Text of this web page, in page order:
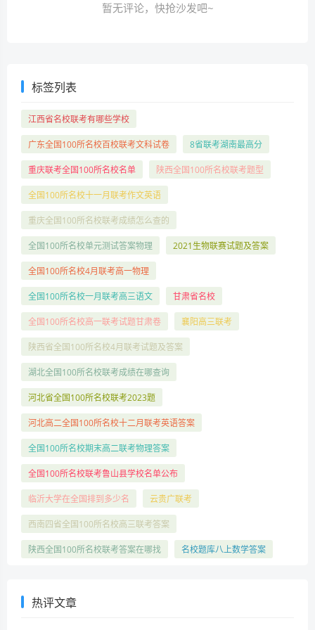
暂无评论，快抢沙发吧~
标签列表
江西省名校联考有哪些学校
广东全国100所名校百校联考文科试卷 8省联考湖南最高分
重庆联考全国100所名校名单 陕西全国100所名校联考题型
全国100所名校十一月联考作文英语
重庆全国100所名校联考成绩怎么查的
全国100所名校单元测试答案物理 2021生物联赛试题及答案
全国100所名校4月联考高一物理
全国100所名校一月联考高三语文 甘肃省名校
全国100所名校高一联考试题甘肃卷 襄阳高三联考
陕西省全国100所名校4月联考试题及答案
湖北全国100所名校联考成绩在哪查询
河北省全国100所名校联考2023题
河北高二全国100所名校十二月联考英语答案
全国100所名校期末高二联考物理答案
全国100所名校联考鲁山县学校名单公布
临沂大学在全国排到多少名 云贵广联考
西南四省全国100所名校高三联考答案
陕西全国100所名校联考答案在哪找 名校题库八上数学答案
热评文章